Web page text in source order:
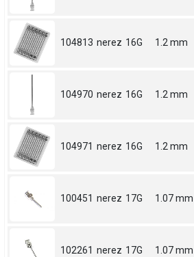
104813 nerez 16G 1.2 mm
104970 nerez 16G 1.2 mm
104971 nerez 16G 1.2 mm
100451 nerez 17G 1.07 mm
102261 nerez 17G 1.07 mm